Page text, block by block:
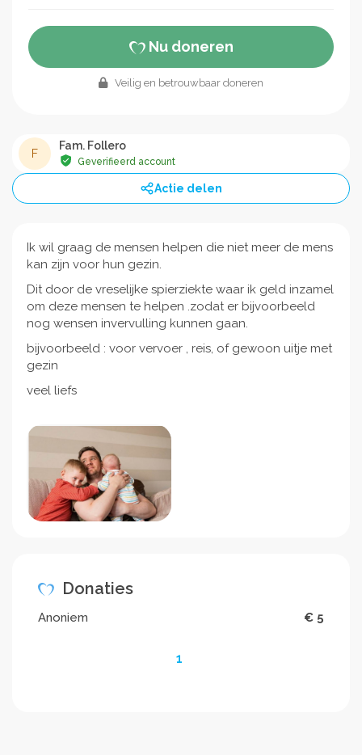
Nu doneren
Veilig en betrouwbaar doneren
F
Fam. Follero
Geverifieerd account
Actie delen
Ik wil graag de mensen helpen die niet meer de mens
kan zijn voor hun gezin.
Dit door de vreselijke spierziekte waar ik geld inzamel
om deze mensen te helpen .zodat er bijvoorbeeld
nog wensen invervulling kunnen gaan.
bijvoorbeeld : voor vervoer , reis, of gewoon uitje met
gezin
veel liefs
Donaties
Anoniem € 5
1